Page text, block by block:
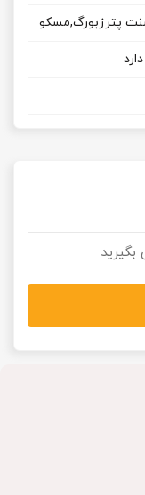
پترزبورگ,مسکو
دارد